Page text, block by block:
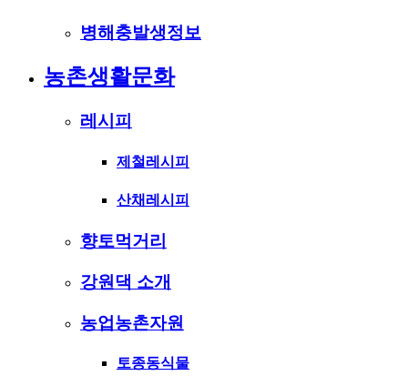
병해충발생정보
농촌생활문화
레시피
제철레시피
산채레시피
향토먹거리
강원댁 소개
농업농촌자원
토종동식물